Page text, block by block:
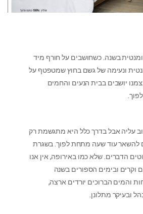
בשנה. כשחושבים על חורף מיד
ונעימה של גשם בחוץ שמטפטף על
יושבים בבית הנעים והחמים
עליה אבל בדרך כלל היא מתגשמת רק
להשאר עוד שעה מתחת לפוך. בשגרת
הדברים. שלא כמו באירופה, אין אנו
וקרים ובימים הספורים בשנה
והמים הברוכים יורדים ארצה,
ובעיקר מתלונן.